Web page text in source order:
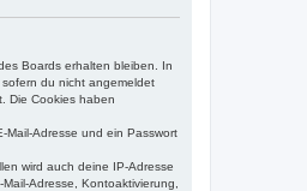
Boards erhalten bleiben. In
du nicht angemeldet
Die Cookies haben
Adresse und ein Passwort
wird auch deine IP-Adresse
Adresse, Kontoaktivierung,